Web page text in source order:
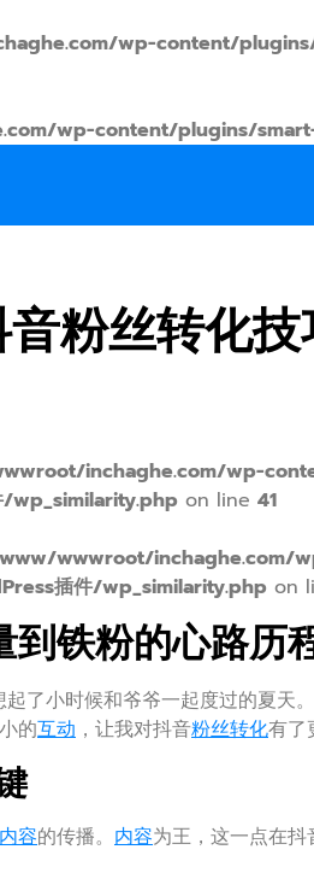
wp-content/plugins/
wp-content/plugins/
粉丝转化
inchaghe.com/wp-
/wp_similarity.php on line 41
wwwroot/inchaghe.com/
插件/wp_similarity.php on
到铁粉的心路历
了小时候和爷爷一起度过的夏天
的互动 ，让我对抖音粉丝转化有了
内容的传播。 内容为王，这一点在抖